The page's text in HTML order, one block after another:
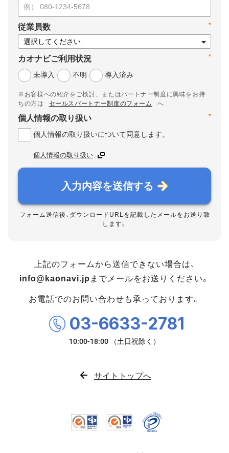
*
従業員数
*
カオナビご利用状況
未導入
不明 導入済み
※お客様への紹介をご検討、またはパートナー制度に興味をお持
ちの方は
セールスパートナー制度のフォーム
へ
*
個人情報の取り扱い
個人情報の取り扱いについて同意します。
個人情報の取り扱い
入力内容を送信する
フォーム送信後、ダウンロードURLを記載したメールをお送り致
します。
上記のフォームから送信できない場合は、
info@kaonavi.jp までメールをお送りください。
お電話でのお問い合わせも承っております。
03-6633-2781
サイトトップへ